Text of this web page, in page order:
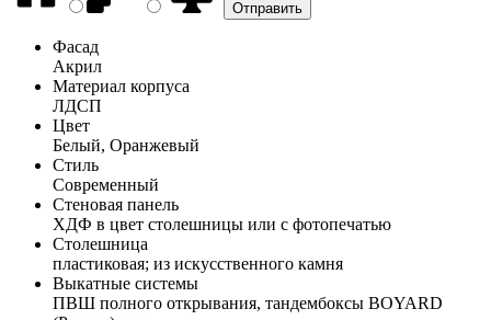
Фасад
Акрил
Материал корпуса
ЛДСП
Цвет
Белый, Оранжевый
Стиль
Современный
Стеновая панель
ХДФ в цвет столешницы или с фотопечатью
Столешница
пластиковая; из искусственного камня
Выкатные системы
ПВШ полного открывания, тандембоксы BOYARD